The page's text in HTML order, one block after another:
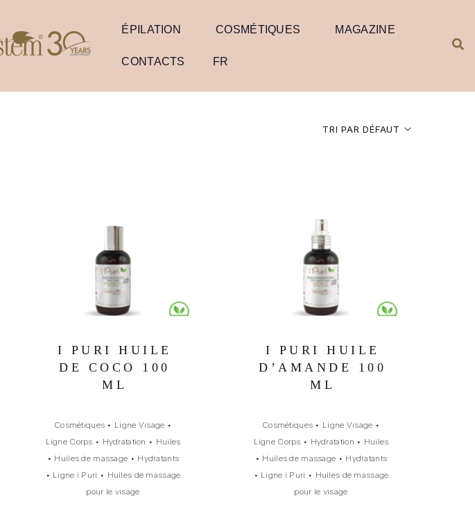
ÉPILATION COSMÉTIQUES MAGAZINE
CONTACTS FR
TRI PAR DÉFAUT
I PURI HUILE
DE COCO 100
ML
Cosmétiques • Ligne Visage •
Ligne Corps • Hydratation • Huiles
• Huiles de massage • Hydratants
• Ligne i Puri • Huiles de massage
pour le visage
I PURI HUILE
D’AMANDE 100
ML
Cosmétiques • Ligne Visage •
Ligne Corps • Hydratation • Huiles
• Huiles de massage • Hydratants
• Ligne i Puri • Huiles de massage
pour le visage